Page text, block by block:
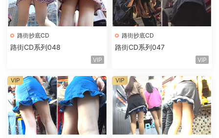
路街抄底CD
路街CD系列048
VIP
路街抄底CD
路街CD系列047
VIP
VIP VIP